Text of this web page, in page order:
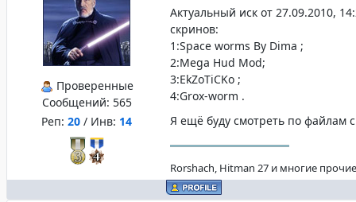
Проверенные
Сообщений: 565
Реп: 20 / Инв: 14
Актуальный иск от 27.09.2010,
скринов:
1:Space worms By Dima ;
2:Mega Hud Mod;
3:EkZoTiCKo ;
4:Grox-worm .
Я ещё буду смотреть по файлам
Rorshach, Hitman 27 и многие